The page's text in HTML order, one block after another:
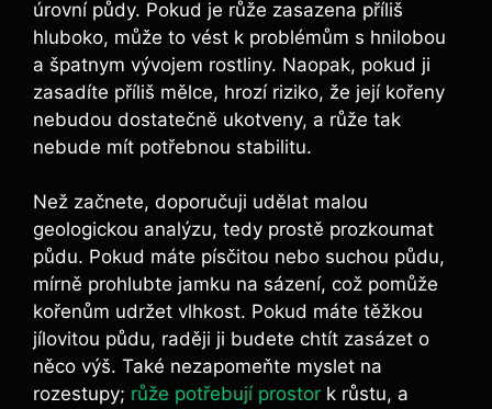
úrovní půdy. Pokud je růže zasazena příliš‍
hluboko, ⁤může to vést k ⁣problémům s hnilobou
a špatnym vývojem⁣ rostliny.‌ Naopak, pokud⁤ ji
zasadíte‍ příliš mělce, hrozí riziko, že⁢ její kořeny
⁢nebudou dostatečně ukotveny, a růže ⁢tak
nebude mít potřebnou stabilitu.
Než ​začnete, doporučuji udělat malou
⁤geologickou analýzu,‌ tedy prostě prozkoumat
půdu. Pokud máte ⁢písčitou nebo suchou půdu,
mírně prohlubte jamku ​na sázení, což pomůže
kořenům udržet vlhkost.⁤ Pokud‌ máte těžkou
jílovitou ​půdu, raději ji budete chtít zasázet o
něco výš. Také nezapomeňte myslet na
rozestupy;​ růže potřebují prostor k růstu, a